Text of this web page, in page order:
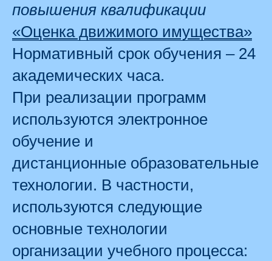
повышения квалификации
«Оценка движимого имущества»
Нормативный срок обучения – 24
академических часа.
При реализации программ
используются электронное
обучение и
дистанционные образовательные
технологии. В частности,
используются следующие
основные технологии
организации учебного процесса: